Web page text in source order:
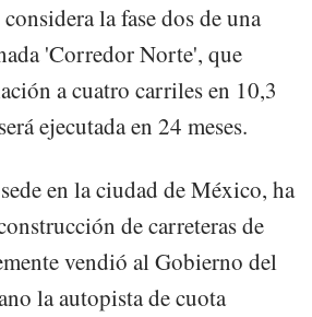
la fase dos de una
'Corredor Norte', que
a cuatro carriles en 10,3
ejecutada en 24 meses.
en la ciudad de México, ha
de carreteras de
vendió al Gobierno del
la autopista de cuota